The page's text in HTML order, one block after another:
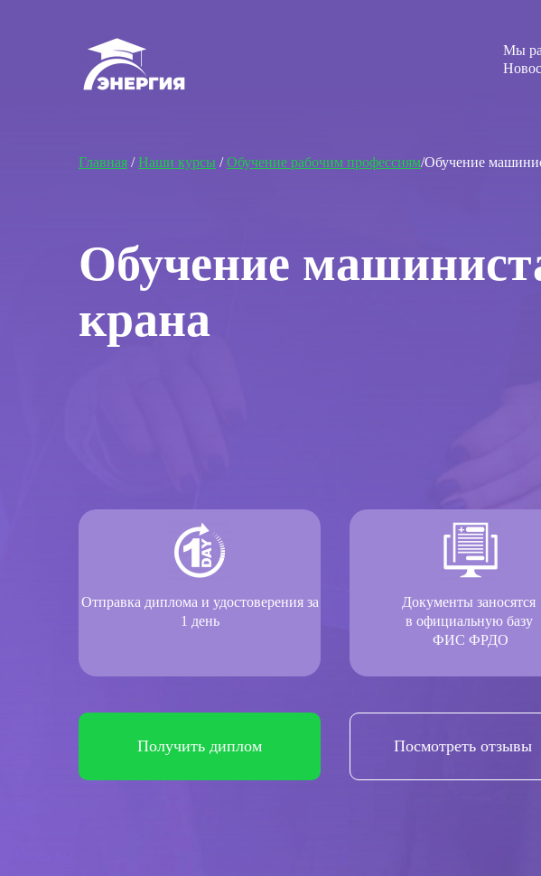
Мы
Обучение
крана
Получить диплом
Отправка диплома и удостоверения за
1 день
Документы заносятся
в официальную базу
ФИС ФРДО
Главная /Наши курсы /Обучение рабочим профессиям/Обучение
Посмотреть отзывы